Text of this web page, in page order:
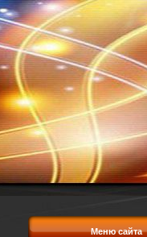
Меню сайта